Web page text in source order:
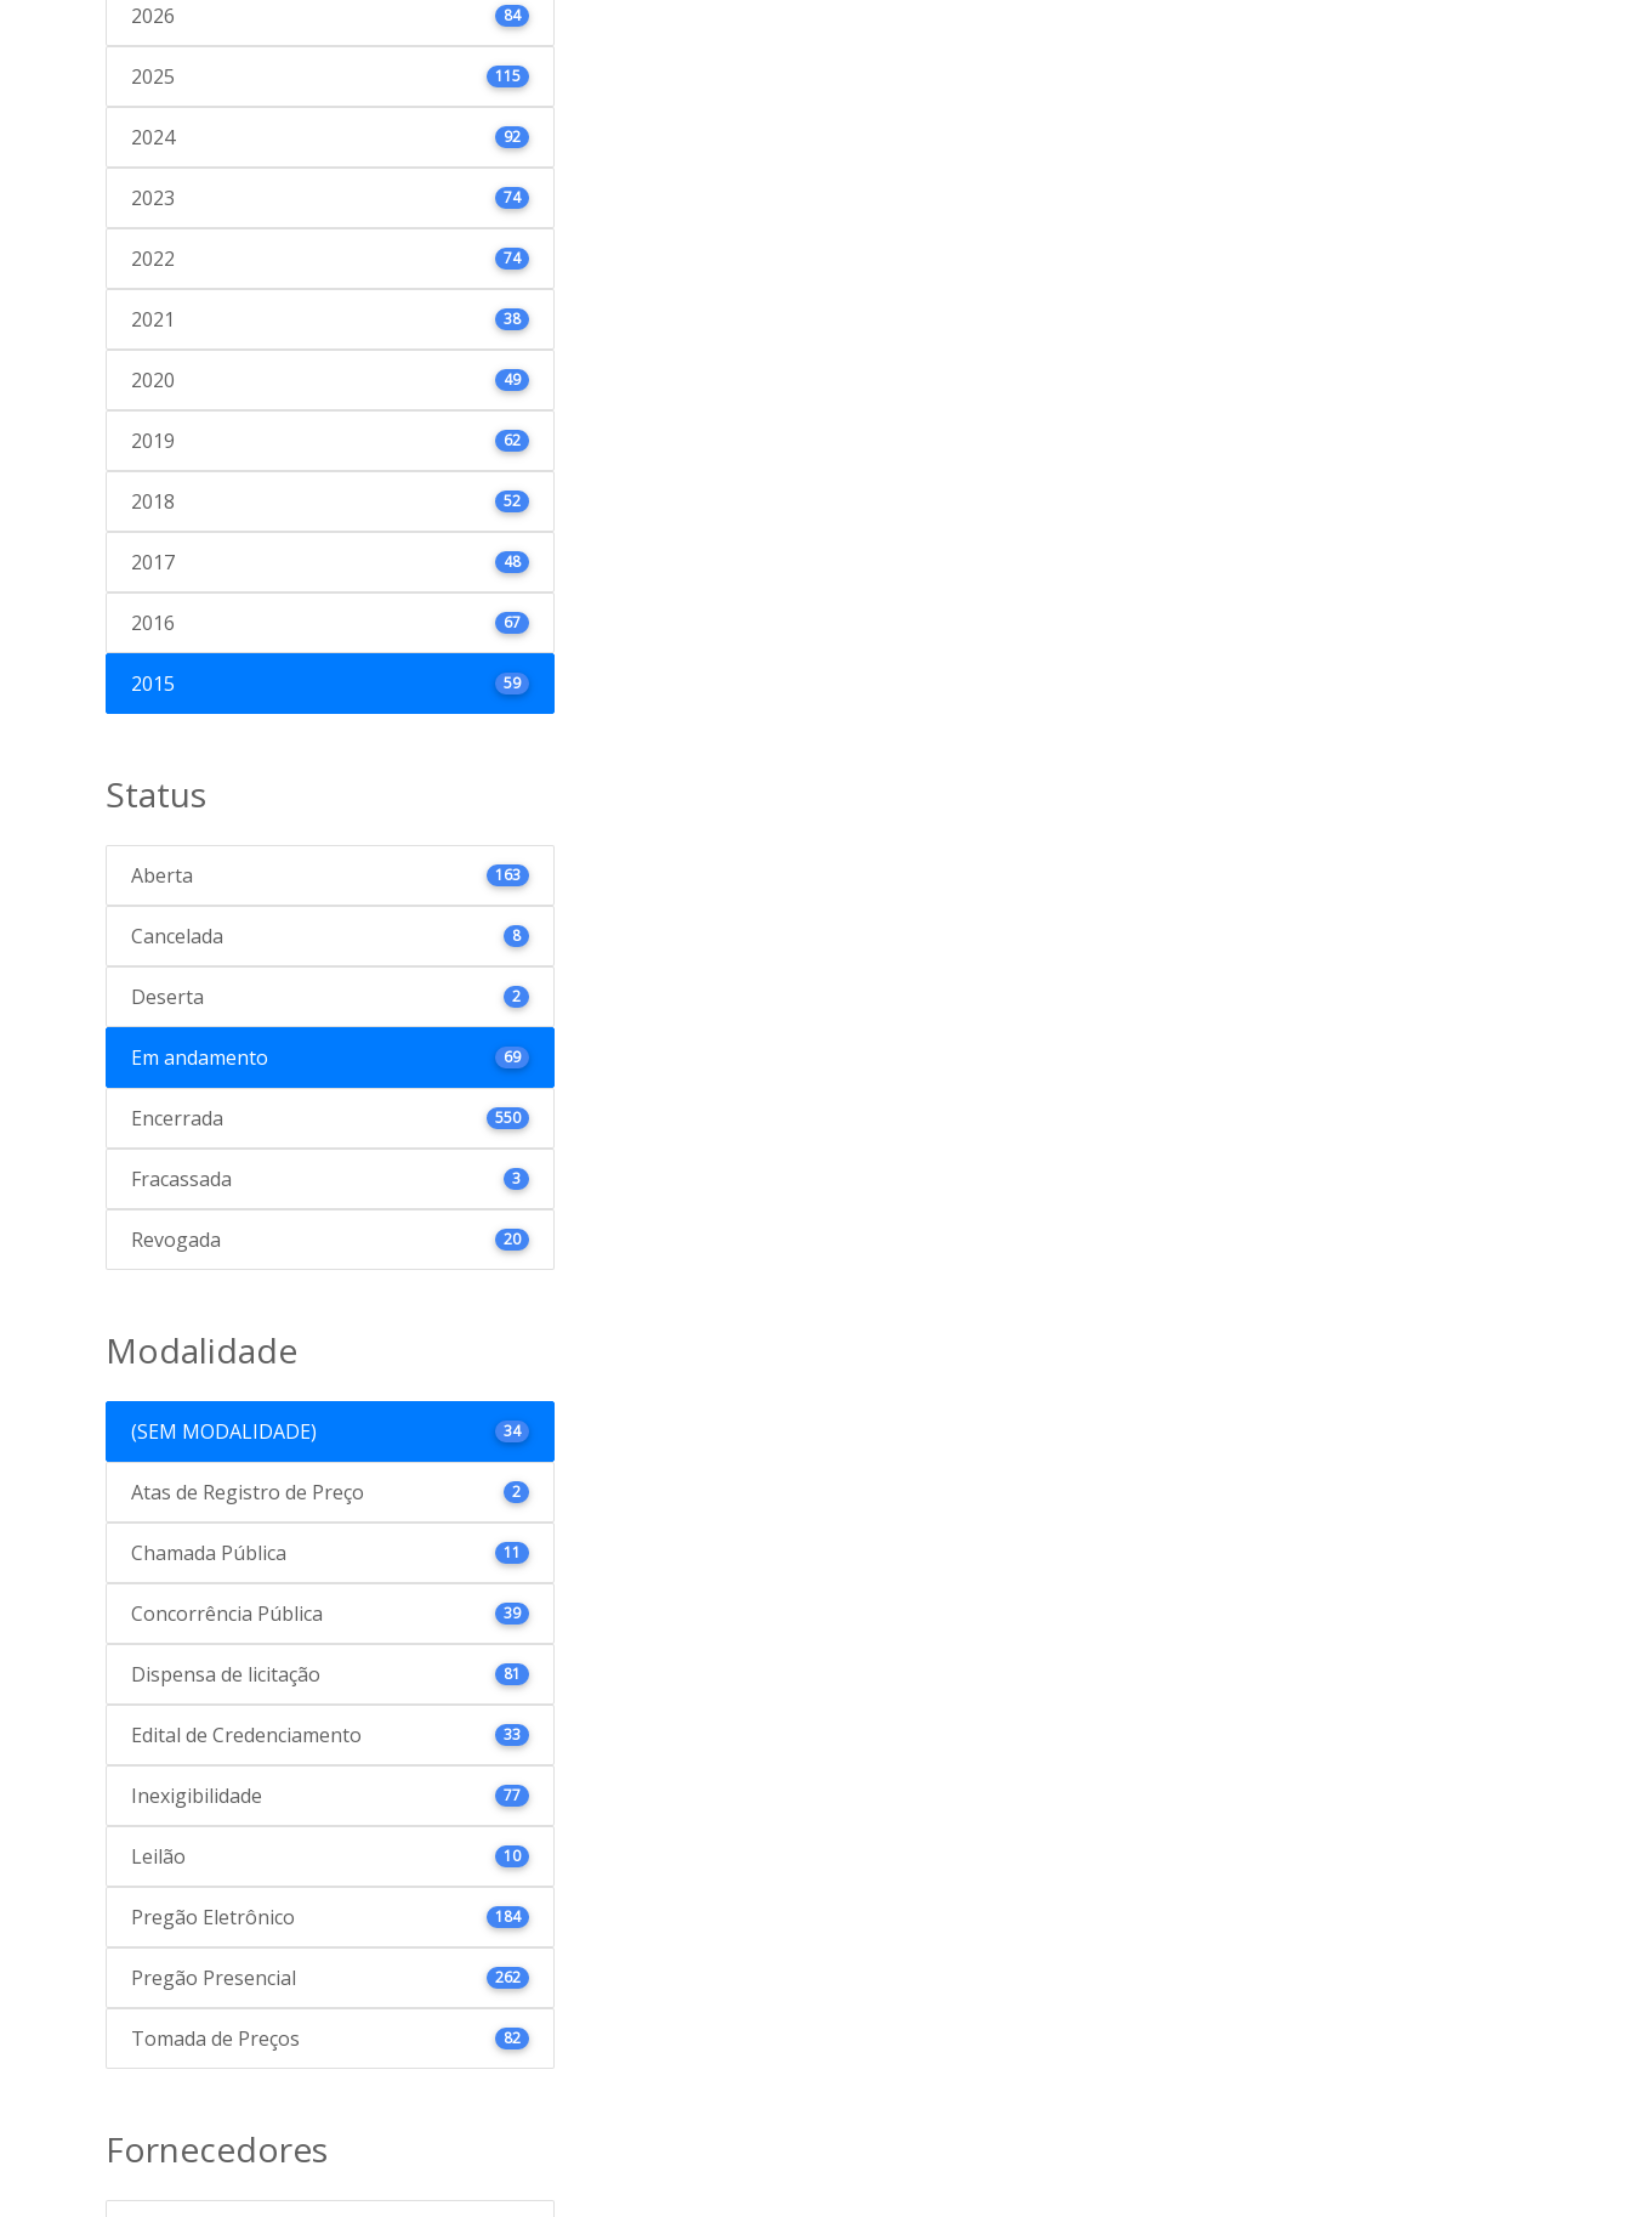
2026 84
2025 115
2024 92
2023 74
2022 74
2021 38
2020 49
2019 62
2018 52
2017 48
2016 67
2015 59
Status
Aberta 163
Cancelada 8
Deserta 2
Em andamento 69
Encerrada 550
Fracassada 3
Revogada 20
Modalidade
(SEM MODALIDADE) 34
Atas de Registro de Preço 2
Chamada Pública 11
Concorrência Pública 39
Dispensa de licitação 81
Edital de Credenciamento 33
Inexigibilidade 77
Leilão 10
Pregão Eletrônico 184
Pregão Presencial 262
Tomada de Preços 82
Fornecedores